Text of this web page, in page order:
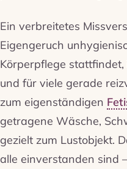
Ein verbreitetes
Eigengeruch
Körperpflege
und für viele gerade
zum eigenständigen
getragene Wäsche,
gezielt zum Lustobjekt.
alle einverstanden sind